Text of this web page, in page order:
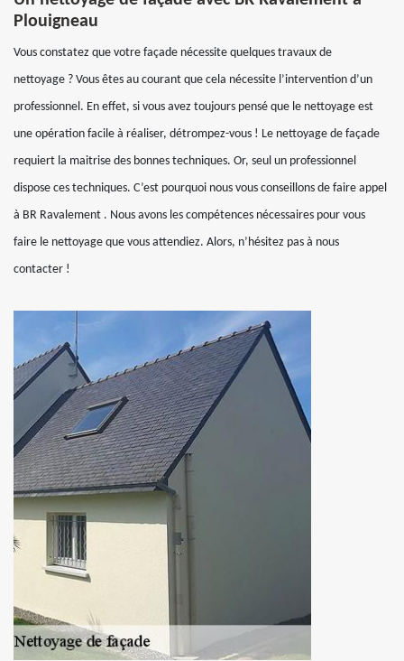
Plouigneau
Vous constatez que votre façade nécessite quelques travaux de
nettoyage ? Vous êtes au courant que cela nécessite l’intervention d’un
professionnel. En effet, si vous avez toujours pensé que le nettoyage est
une opération facile à réaliser, détrompez-vous ! Le nettoyage de façade
requiert la maitrise des bonnes techniques. Or, seul un professionnel
dispose ces techniques. C’est pourquoi nous vous conseillons de faire appel
à BR Ravalement . Nous avons les compétences nécessaires pour vous
faire le nettoyage que vous attendiez. Alors, n’hésitez pas à nous
contacter !